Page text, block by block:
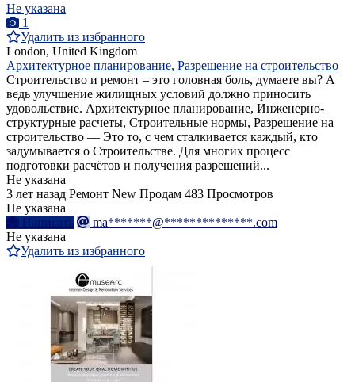
Не указана
1
Удалить из избранного
London, United Kingdom
Архитектурное планирование, Разрешение на строительство
Строительство и ремонт – это головная боль, думаете вы? А
ведь улучшение жилищных условий должно приносить
удовольствие. Архитектурное планирование, Инженерно-
структурные расчеты, Строительные нормы, Разрешение на
строительство — Это то, с чем сталкивается каждый, кто
задумывается о Строительстве. Для многих процесс
подготовки расчётов и получения разрешений...
Не указана
3 лет назад Ремонт New Продам 483 Просмотров
Не указана
Написать
ma*******@**************.com
Не указана
Удалить из избранного